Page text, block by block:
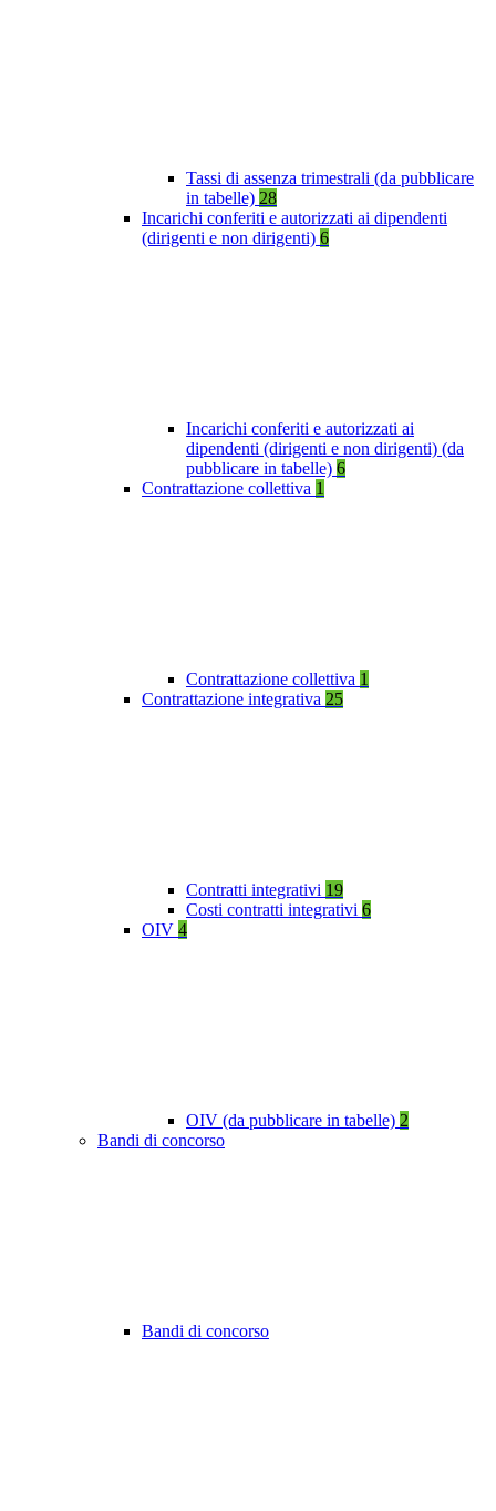
Tassi di assenza trimestrali (da pubblicare
in tabelle) 28
Incarichi conferiti e autorizzati ai dipendenti
(dirigenti e non dirigenti) 6
Incarichi conferiti e autorizzati ai
dipendenti (dirigenti e non dirigenti) (da
pubblicare in tabelle) 6
Contrattazione collettiva 1
Contrattazione collettiva 1
Contrattazione integrativa 25
Contratti integrativi 19
Costi contratti integrativi 6
OIV 4
OIV (da pubblicare in tabelle) 2
Bandi di concorso
Bandi di concorso